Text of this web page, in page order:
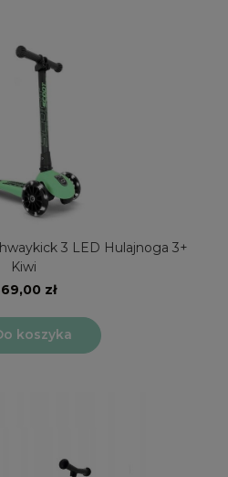
3 LED Hulajnoga 3+
Kiwi
zł
koszyka